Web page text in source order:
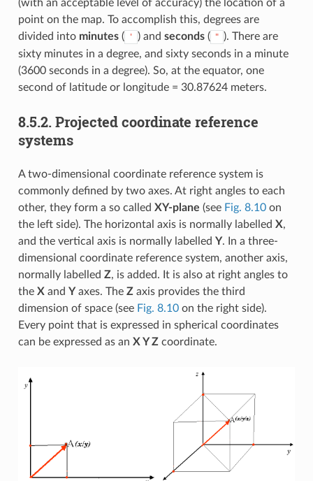
(with an acceptable level of accuracy) the location of a
point on the map. To accomplish this, degrees are
divided into minutes( ' ) and seconds( " ). There are
sixty minutes in a degree, and sixty seconds in a minute
(3600 seconds in a degree). So, at the equator, one
second of latitude or longitude = 30.87624 meters.
8.5.2. Projected coordinate reference
systems
A two-dimensional coordinate reference system is
commonly defined by two axes. At right angles to each
other, they form a so called XY-plane (see Fig. 8.10on
the left side). The horizontal axis is normally labelled X,
and the vertical axis is normally labelled Y. In a three-
dimensional coordinate reference system, another axis,
normally labelled Z, is added. It is also at right angles to
the X and Yaxes. The Zaxis provides the third
dimension of space (see Fig. 8.10on the right side).
Every point that is expressed in spherical coordinates
can be expressed as an X Y Zcoordinate.